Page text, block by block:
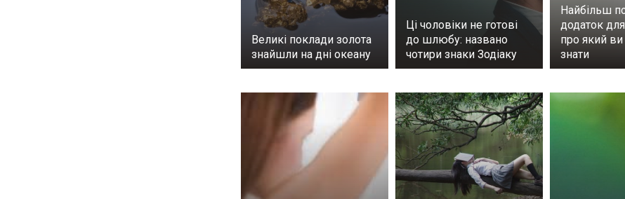
Великі поклади золота
знайшли на дні океану
Ці чоловіки не готові
до шлюбу: названо
чотири знаки Зодіаку
Найбільш
додаток
про який
знати